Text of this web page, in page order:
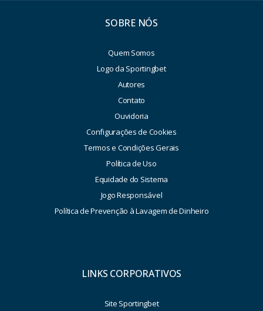
SOBRE NÓS
Quem Somos
Logo da Sportingbet
Autores
Contato
Ouvidoria
Configurações de Cookies
Termos e Condições Gerais
Política de Uso
Equidade do Sistema
Jogo Responsável
Política de Prevenção à Lavagem de Dinheiro
LINKS CORPORATIVOS
Site Sportingbet